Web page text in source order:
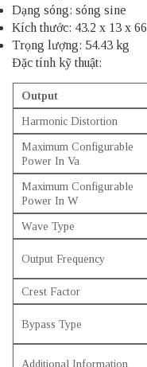
Dạng sóng: sóng sine
Kích thước: 43.2 x 13 x 66
Trọng lượng: 54.43 kg
Đặc tính kỹ thuật:
Output
Harmonic Distortion
Maximum Configurable
Power In Va
Maximum Configurable
Power In W
Wave Type
Output Frequency
Crest Factor
Bypass Type
Additional Information